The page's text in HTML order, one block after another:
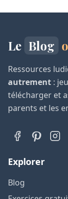
Le Blog
Ressources
autrement :
télécharger et
parents et les
Explorer
Blog